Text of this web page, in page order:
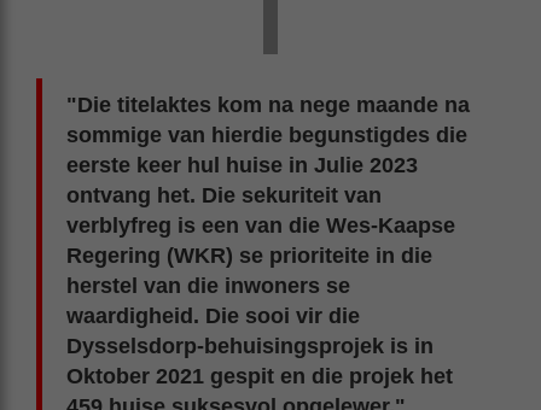
"Die titelaktes kom na nege maande na
sommige van hierdie begunstigdes die
eerste keer hul huise in Julie 2023
ontvang het. Die sekuriteit van
verblyfreg is een van die Wes-Kaapse
Regering (WKR) se prioriteite in die
herstel van die inwoners se
waardigheid. Die sooi vir die
Dysselsdorp-behuisingsprojek is in
Oktober 2021 gespit en die projek het